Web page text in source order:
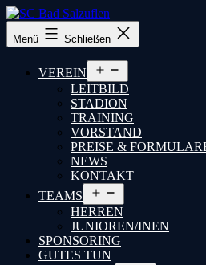
SC
Bad
Menü Schließen
VEREIN
öffnen
LEITBILD
STADION
TRAINING
VORSTAND
PREISE &
NEWS
KONTAKT
TEAMS
öffnen
HERREN
JUNIOREN/INEN
SPONSORING
GUTES TUN